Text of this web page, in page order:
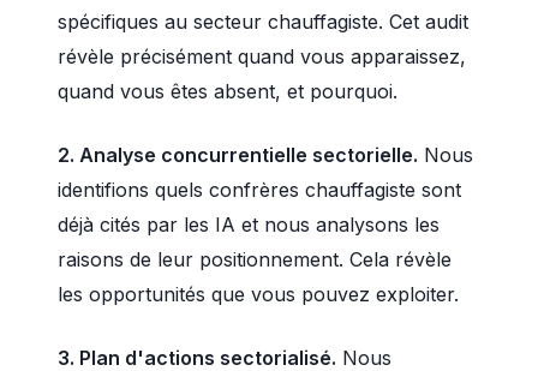
spécifiques au secteur chauffagiste. Cet audit
révèle précisément quand vous apparaissez,
quand vous êtes absent, et pourquoi.
2. Analyse concurrentielle sectorielle. Nous
identifions quels confrères chauffagiste sont
déjà cités par les IA et nous analysons les
raisons de leur positionnement. Cela révèle
les opportunités que vous pouvez exploiter.
3. Plan d'actions sectorialisé. Nous